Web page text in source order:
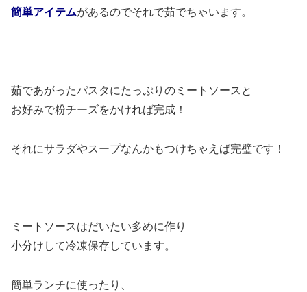
簡単アイテムがあるのでそれで茹でちゃいます。
茹であがったパスタにたっぷりのミートソースと
お好みで粉チーズをかければ完成！
それにサラダやスープなんかもつけちゃえば完璧です！
ミートソースはだいたい多めに作り
小分けして冷凍保存しています。
簡単ランチに使ったり、